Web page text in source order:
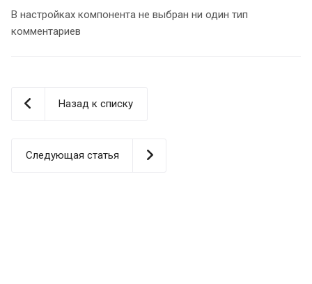
В настройках компонента не выбран ни один тип
комментариев
Назад к списку
Следующая статья